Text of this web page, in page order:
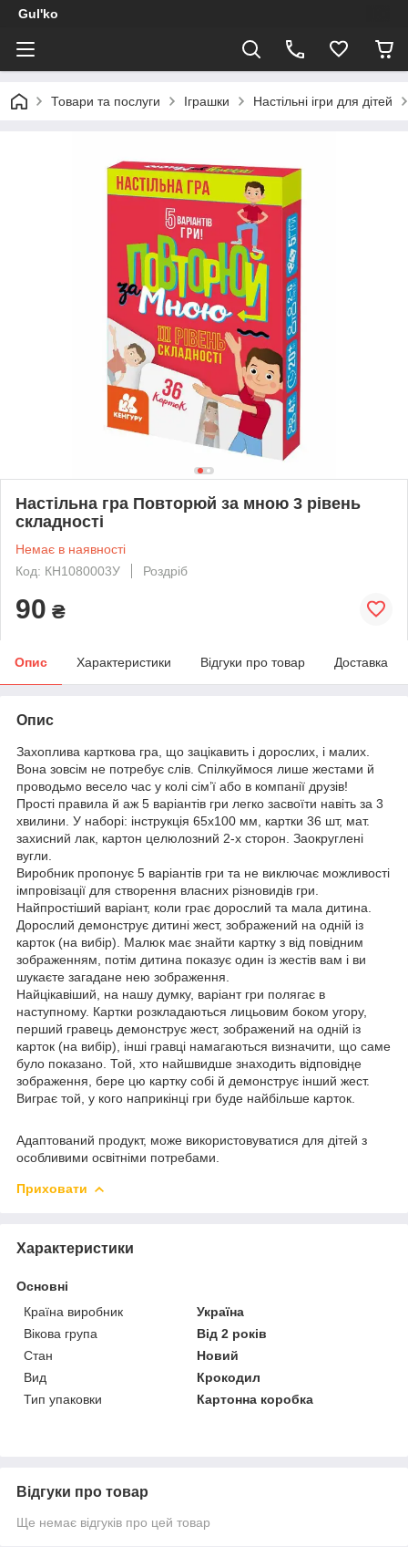
Gul'ko
Товари та послуги Іграшки Настільні ігри для дітей
Настільна гра Повторюй за мною 3 рівень
складності
Немає в наявності
Код: КН1080003У
Роздріб
90 ₴
Опис Характеристики Відгуки про товар Доставка
Опис
Захоплива карткова гра, що зацікавить і дорослих, і малих.
Вона зовсім не потребує слів. Спілкуймося лише жестами й
проводьмо весело час у колі сім’ї або в компанії друзів!
Прості правила й аж 5 варіантів гри легко засвоїти навіть за 3
хвилини. У наборі: інструкція 65х100 мм, картки 36 шт, мат.
захисний лак, картон целюлозний 2-х сторон. Заокруглені
вугли.
Виробник пропонує 5 варіантів гри та не виключає можливості
імпровізації для створення власних різновидів гри.
Найпростіший варіант, коли грає дорослий та мала дитина.
Дорослий демонструє дитині жест, зображений на одній із
карток (на вибір). Малюк має знайти картку з від повідним
зображенням, потім дитина показує один із жecтів вам і ви
шукаєте загадане нею зображення.
Найцікавіший, на нашу думку, варіант гри полягає в
наступному. Картки розкладаються лицьовим боком угору,
перший гравець демонструє жест, зображений на одній із
карток (на вибір), інші гравці намагаються визначити, що саме
було показано. Той, хто найшвидше знаходить відповідңе
зображення, бере цю картку собі й демонструє інший жест.
Виграє той, у кого наприкінці гри буде найбільше карток.
Адаптований продукт, може використовуватися для дітей з
особливими освітніми потребами.
Приховати
Характеристики
Основні
Країна виробник
Україна
Вікова група
Від 2 років
Стан
Новий
Вид
Крокодил
Тип упаковки
Картонна коробка
Відгуки про товар
Ще немає відгуків про цей товар